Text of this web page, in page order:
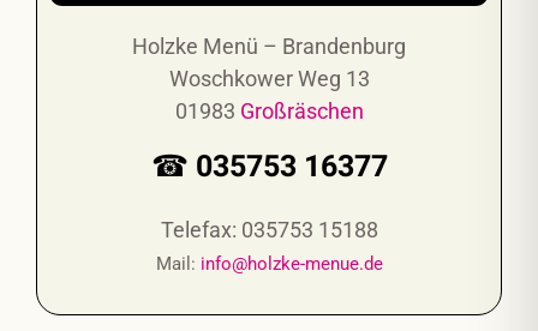
Holzke Menü – Brandenburg
Woschkower Weg 13
01983 Großräschen
☎ 035753 16377
Telefax: 035753 15188
Mail: info@holzke-menue.de